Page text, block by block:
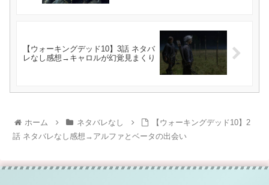
【ウォーキングデッド10】3話 ネタバ
レなし感想→キャロルが幻覚見まくり
ホーム ネタバレなし
【ウォーキングデッド10】2
話 ネタバレなし感想→アルファとベータの出会い